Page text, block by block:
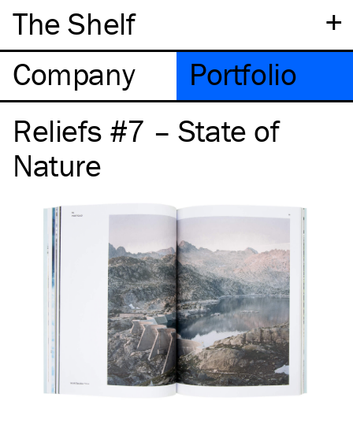
+
The Shelf
Company
Portfolio
Reliefs #7 – State of
Nature